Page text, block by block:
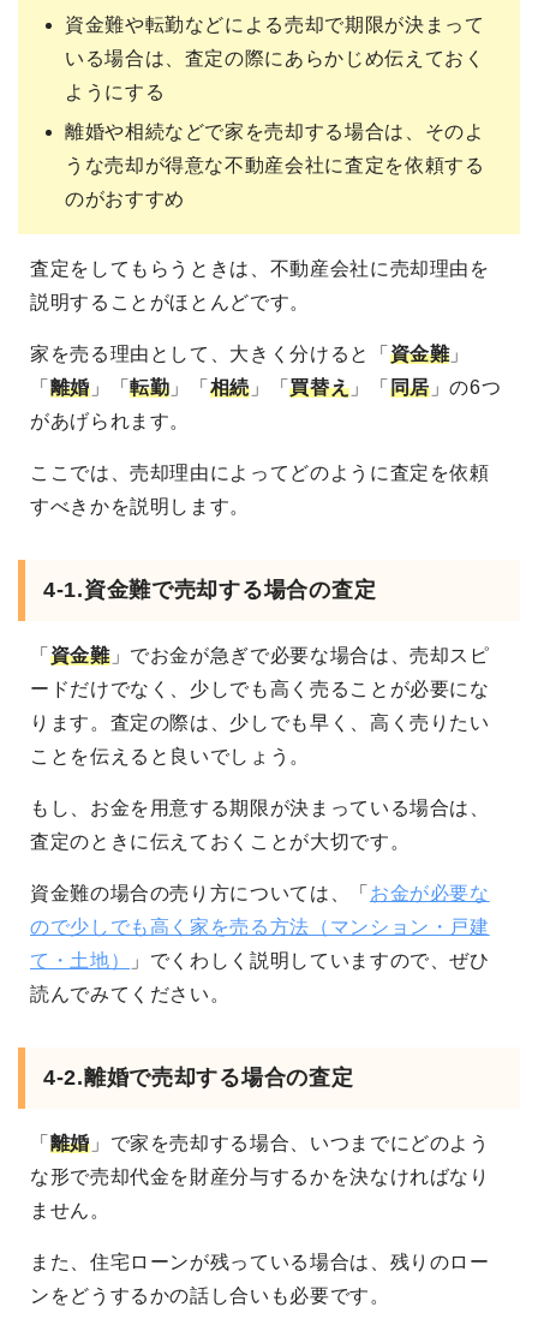
資金難や転勤などによる売却で期限が決まって
いる場合は、査定の際にあらかじめ伝えておく
ようにする
離婚や相続などで家を売却する場合は、そのよ
うな売却が得意な不動産会社に査定を依頼する
のがおすすめ
査定をしてもらうときは、不動産会社に売却理由を
説明することがほとんどです。
家を売る理由として、大きく分けると「 資金難」
「 離婚」「転勤 」「 相続 」「買替え 」「 同居」の6つ
があげられます。
ここでは、売却理由によってどのように査定を依頼
すべきかを説明します。
4-1.資金難で売却する場合の査定
「 資金難」でお金が急ぎで必要な場合は、売却スピ
ードだけでなく、少しでも高く売ることが必要にな
ります。査定の際は、少しでも早く、高く売りたい
ことを伝えると良いでしょう。
もし、お金を用意する期限が決まっている場合は、
査定のときに伝えておくことが大切です。
資金難の場合の売り方については、「 お金が必要な
ので少しでも高く家を売る方法（マンション・戸建
て・土地）
」でくわしく説明していますので、ぜひ
読んでみてください。
4-2.離婚で売却する場合の査定
「 離婚」で家を売却する場合、いつまでにどのよう
な形で売却代金を財産分与するかを決なければなり
ません。
また、住宅ローンが残っている場合は、残りのロー
ンをどうするかの話し合いも必要です。